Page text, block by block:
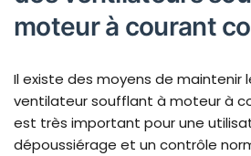
moteur à courant
Il existe des moyens de maintenir
ventilateur soufflant à moteur à
est très important pour une
dépoussiérage et un contrôle